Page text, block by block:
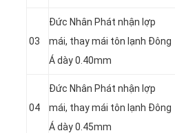
03
Đức Nhân Phát nhận lợp
mái, thay mái tôn lạnh Đông
Á dày 0.40mm
04
Đức Nhân Phát nhận lợp
mái, thay mái tôn lạnh Đông
Á dày 0.45mm